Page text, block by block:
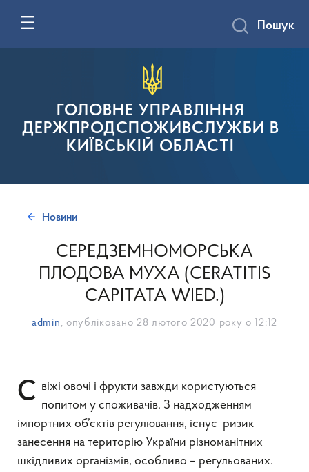
ГОЛОВНЕ УПРАВЛІННЯ
ДЕРЖПРОДСПОЖИВСЛУЖБИ В
КИЇВСЬКІЙ ОБЛАСТІ
Пошук
Новини
СЕРЕДЗЕМНОМОРСЬКА
ПЛОДОВА МУХА (CERATITIS
CAPITATA WIED.)
admin , опубліковано 28 лютого 2020 року о 12:12
Свіжі овочі і фрукти завжди користуються попитом у споживачів. З надходженням
імпортних об’єктів регулювання, існує ризик
занесення на територію України різноманітних
шкідливих організмів, особливо – регульованих.